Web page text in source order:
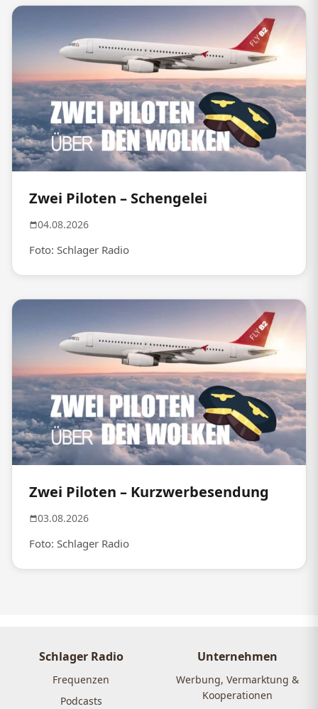
Zwei Piloten – Schengelei
04.08.2026
Foto: Schlager Radio
Zwei Piloten – Kurzwerbesendung
03.08.2026
Foto: Schlager Radio
Schlager Radio
Frequenzen
Podcasts
Unternehmen
Werbung, Vermarktung &
Kooperationen